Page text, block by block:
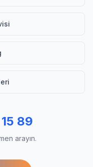
89
arayın.